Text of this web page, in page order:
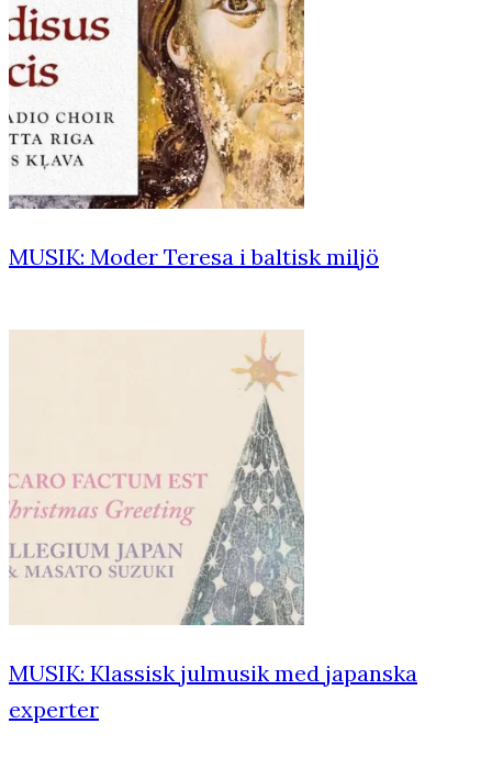
MUSIK: Moder Teresa i baltisk miljö
MUSIK: Klassisk julmusik med japanska
experter